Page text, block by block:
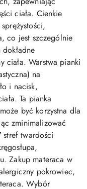
ciała. Cienkie
co jest szczególnie
ciała. Warstwa pianki
na
i nacisk,
Ta pianka
być korzystna dla
zminimalizować
stref twardości
Zakup materaca w
pokrowiec,
Wybór